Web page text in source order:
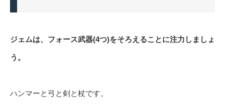
ジェムは、フォース武器(4つ)をそろえることに注力しましょ
う。
ハンマーと弓と剣と杖です。